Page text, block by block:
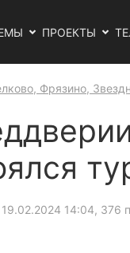
ПРОЕКТЫ
Фрязино,
14:04, 376